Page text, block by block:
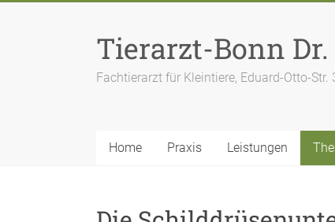
Tierarzt-Bonn
Fachtierarzt für Kleintiere, Eduard-Otto-
Home Praxis Leistungen